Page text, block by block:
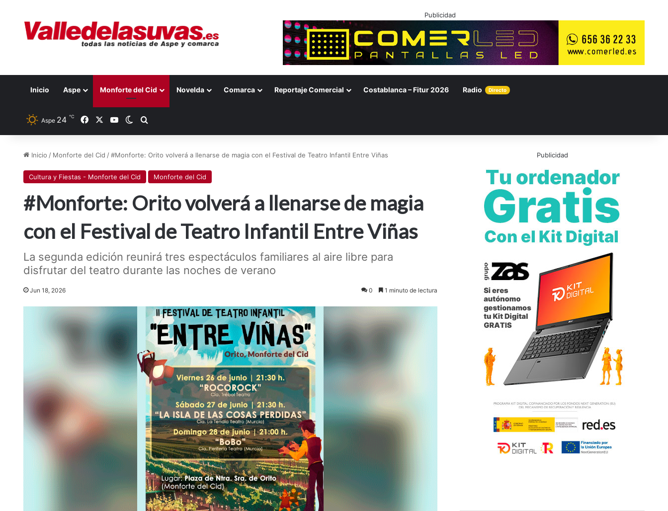
Publicidad
Inicio Aspe Monforte del Cid Novelda Comarca Reportaje Comercial Costablanca – Fitur 2026 Radio Directo
Aspe 24 ℃ FacebookYouTubeSwitch skin
Inicio / Monforte del Cid /#Monforte: Orito volverá a llenarse de magia con el Festival de Teatro Infantil Entre Viñas
Cultura y Fiestas - Monforte del Cid Monforte del Cid
#Monforte: Orito volverá a llenarse de magia
con el Festival de Teatro Infantil Entre Viñas
La segunda edición reunirá tres espectáculos familiares al aire libre para
disfrutar del teatro durante las noches de verano
Jun 18, 2026 0 1 minuto de lectura
Publicidad